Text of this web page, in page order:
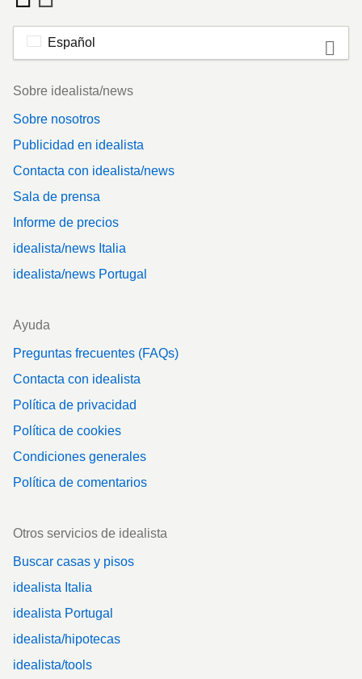
Español
Footer
Sobre idealista/news
Sobre nosotros
Publicidad en idealista
Contacta con idealista/news
Sala de prensa
Informe de precios
idealista/news Italia
idealista/news Portugal
Ayuda
Preguntas frecuentes (FAQs)
Contacta con idealista
Política de privacidad
Política de cookies
Condiciones generales
Política de comentarios
Otros servicios de idealista
Buscar casas y pisos
idealista Italia
idealista Portugal
idealista/hipotecas
idealista/tools